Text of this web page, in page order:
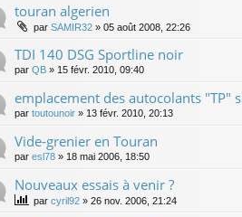
touran algerien
par SAMIR32 » 05 août 2008, 22:26
TDI 140 DSG Sportline noir
par QB » 15 févr. 2010, 09:40
emplacement des autocolants "TP"
par toutounoir » 13 févr. 2010, 20:13
Vide-grenier en Touran
par esl78 » 18 mai 2006, 18:50
Nouveaux essais à venir ?
par cyril92 » 26 nov. 2006, 21:24